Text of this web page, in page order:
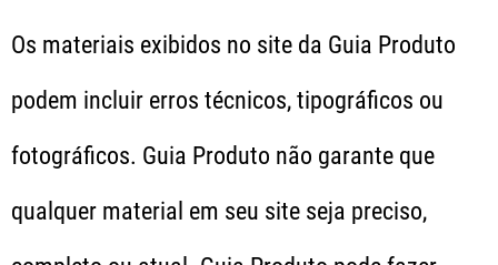
Os materiais exibidos no site da Guia Produto
podem incluir erros técnicos, tipográficos ou
fotográficos. Guia Produto não garante que
qualquer material em seu site seja preciso,